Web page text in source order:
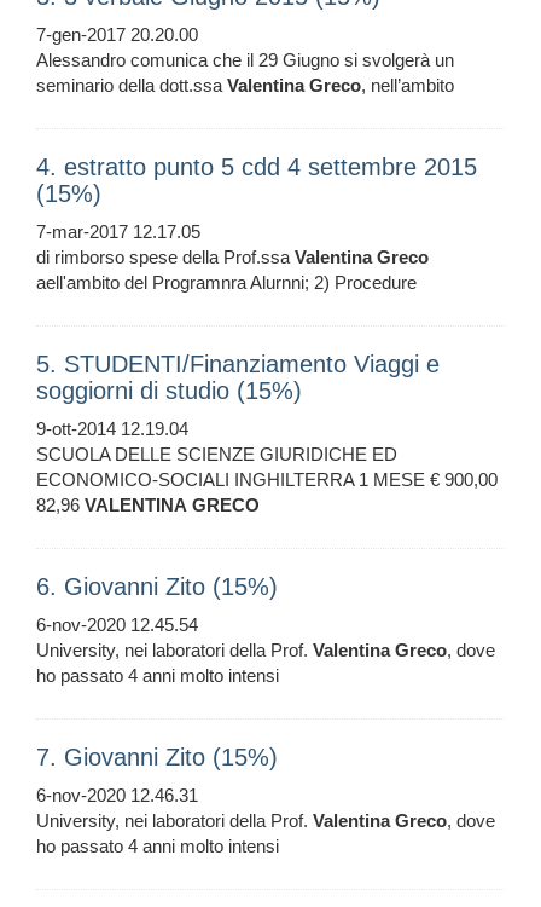
7-gen-2017 20.20.00
Alessandro comunica che il 29 Giugno si svolgerà un
seminario della dott.ssaValentina Greco, nell’ambito
4. estratto punto 5 cdd 4 settembre 2015
(15%)
7-mar-2017 12.17.05
di rimborso spese della Prof.ssaValentina Greco
aell'ambito del Programnra Alurnni; 2) Procedure
5. STUDENTI/Finanziamento Viaggi e
soggiorni di studio (15%)
9-ott-2014 12.19.04
SCUOLA DELLE SCIENZE GIURIDICHE ED
ECONOMICO-SOCIALI INGHILTERRA 1 MESE € 900,00
82,96 VALENTINA GRECO
6. Giovanni Zito (15%)
6-nov-2020 12.45.54
University, nei laboratori della Prof. Valentina Greco, dove
ho passato 4 anni molto intensi
7. Giovanni Zito (15%)
6-nov-2020 12.46.31
University, nei laboratori della Prof. Valentina Greco, dove
ho passato 4 anni molto intensi